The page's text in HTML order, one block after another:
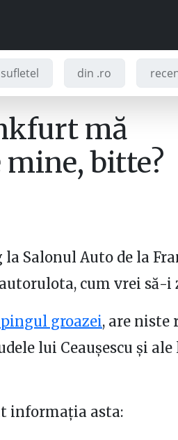
din .ro
mă
bitte?
la Salonul Auto de la
cum vrei să-i
groazei, are niste
lui Ceaușescu și
informația asta: